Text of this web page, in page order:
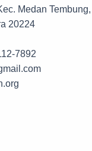
Medan Tembung,
20224
7892